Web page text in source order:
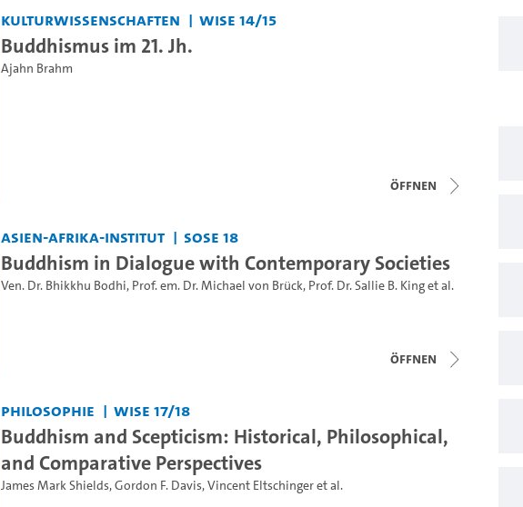
Kulturwissenschaften WiSe 14/15
Buddhismus im 21. Jh.
Ajahn Brahm
Öffnen
Asien-Afrika-Institut SoSe 18
Buddhism in Dialogue with Contemporary Societies
Ven. Dr. Bhikkhu Bodhi, Prof. em. Dr. Michael von Brück, Prof. Dr. Sallie B. Kinget al.
Öffnen
Philosophie WiSe 17/18
Buddhism and Scepticism: Historical, Philosophical,
and Comparative Perspectives
James Mark Shields,Gordon F. Davis,Vincent Eltschingeret al.